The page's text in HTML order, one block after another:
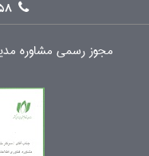
مجوز رسمی مشاوره